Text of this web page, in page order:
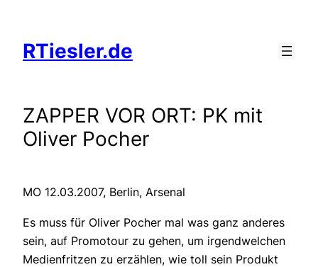
springen
RTiesler.de
ZAPPER VOR ORT: PK mit
Oliver Pocher
MO 12.03.2007, Berlin, Arsenal
Es muss für Oliver Pocher mal was ganz anderes
sein, auf Promotour zu gehen, um irgendwelchen
Medienfritzen zu erzählen, wie toll sein Produkt